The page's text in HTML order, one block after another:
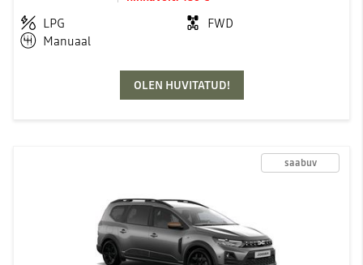
LPG
FWD
Manuaal
OLEN HUVITATUD!
saabuv